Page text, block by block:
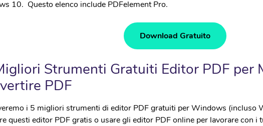
Data Eraser
• WhatsApp Transfer
10. Questo elenco include PDFelement Pro.
Download Gratuito
Strumenti Gratuiti Editor PDF per
PDF
i 5 migliori strumenti di editor PDF gratuiti per Windows (incluso
questi editor PDF gratis o usare gli editor PDF online per lavorare con i